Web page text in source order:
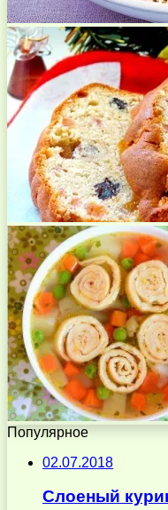
Популярное
02.07.2018
Слоеный